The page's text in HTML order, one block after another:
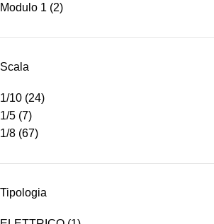
Modulo 1 (2)
Scala
1/10 (24)
1/5 (7)
1/8 (67)
Tipologia